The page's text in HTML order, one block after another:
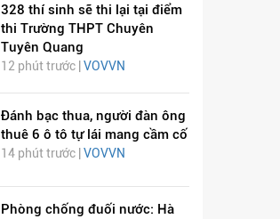
328 thí sinh sẽ thi lại tại điểm
thi Trường THPT Chuyên
Tuyên Quang
12 phút trước | VOVVN
Đánh bạc thua, người đàn ông
thuê 6 ô tô tự lái mang cầm cố
14 phút trước | VOVVN
Phòng chống đuối nước: Hà